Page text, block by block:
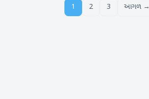
1 2 3 આગળ →